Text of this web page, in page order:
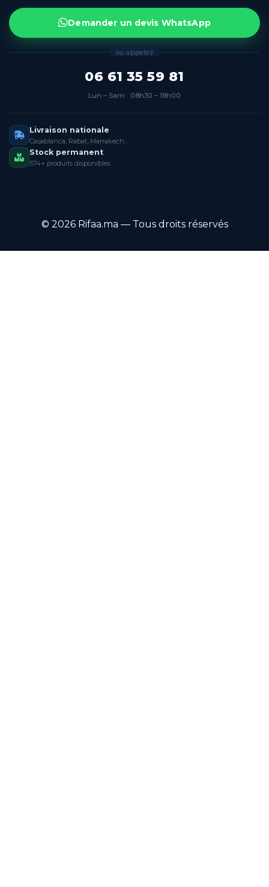
Demander un devis WhatsApp
ou appelez
06 61 35 59 81
Lun – Sam · 08h30 – 18h00
Livraison nationale
Casablanca, Rabat, Marrakech…
Stock permanent
574+ produits disponibles
© 2026 Rifaa.ma — Tous droits réservés